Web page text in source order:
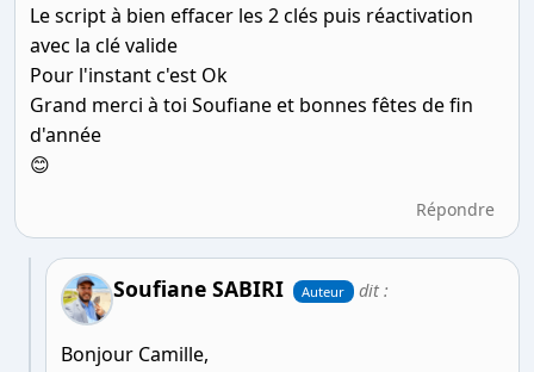
Le script à bien effacer les 2 clés puis réactivation
avec la clé valide
Pour l'instant c'est Ok
Grand merci à toi Soufiane et bonnes fêtes de fin
d'année
😊
Répondre
Soufiane SABIRI Auteur dit :
Bonjour Camille,